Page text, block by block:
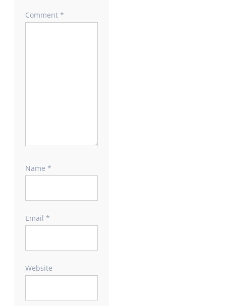
Comment *
Name *
Email *
Website